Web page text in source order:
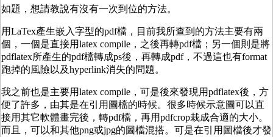
如題，想請教說有沒有一次到位的方法。
用LaTex產生嵌入字型的pdf檔，目前我所查到的方法主要有兩
個，一個是直接用latex compile，之後再轉pdf檔；另一個則是將
pdflatex所產生的pdf檔轉成ps後，再轉成pdf，不過這也有format
跑掉的風險以及hyperlink消失的問題。
我之前也是主要用latex compile，可是後來發現用pdflatex後，方
便了許多，由其是在引用圖檔的時候。很多時候示意圖可以直
接用其它軟體畫完後，轉pdf檔，再用pdfcrop栽成合適的大小。
而且，可以和其他png或jpg的圖檔混搭。可是在引用圖檔後才發